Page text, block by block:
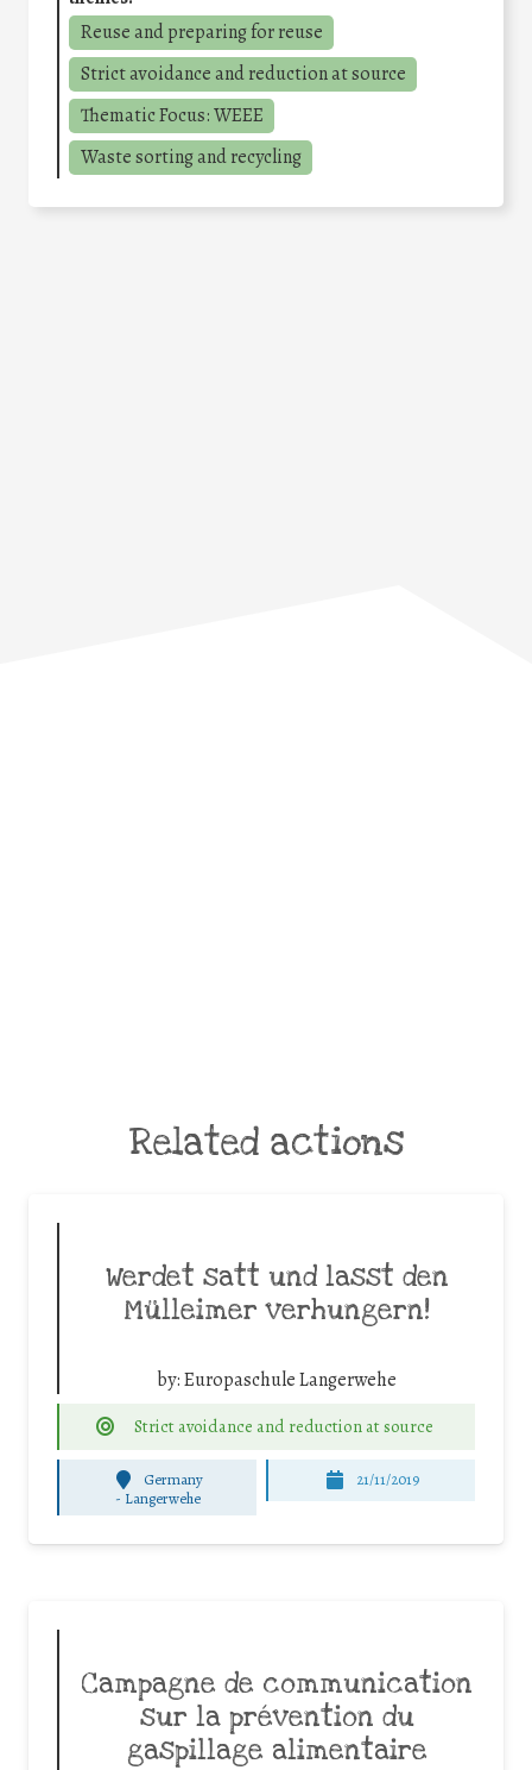
Reuse and preparing for reuse
Strict avoidance and reduction at source
Thematic Focus: WEEE
Waste sorting and recycling
Related actions
Werdet satt und lasst den
Mülleimer verhungern!
by:Europaschule Langerwehe
Strict avoidance and reduction at source
Germany
- Langerwehe
21/11/2019
Campagne de communication
sur la prévention du
gaspillage alimentaire